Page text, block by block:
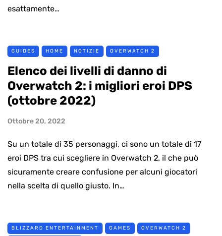
esattamente…
GUIDES HOME NOTIZIE OVERWATCH 2
Elenco dei livelli di danno di
Overwatch 2: i migliori eroi DPS
(ottobre 2022)
Ottobre 20, 2022
Su un totale di 35 personaggi, ci sono un totale di 17
eroi DPS tra cui scegliere in Overwatch 2, il che può
sicuramente creare confusione per alcuni giocatori
nella scelta di quello giusto. In…
BLIZZARD ENTERTAINMENT GAMES OVERWATCH 2